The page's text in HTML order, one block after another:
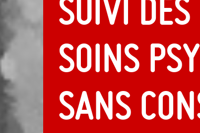
suivi
soins
sans